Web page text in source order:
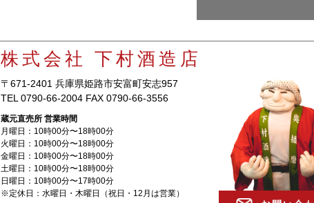
株式会社 下村酒造店
〒671-2401 兵庫県姫路市安富町安志957
TEL 0790-66-2004 FAX 0790-66-3556
蔵元直売所 営業時間
月曜日：10時00分〜18時00分
火曜日：10時00分〜18時00分
金曜日：10時00分〜18時00分
土曜日：10時00分〜18時00分
日曜日：10時00分〜17時00分
※定休日：水曜日・木曜日
（祝日・12月は営業）